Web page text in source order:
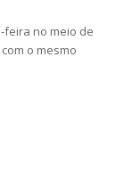
feira no meio de
o mesmo